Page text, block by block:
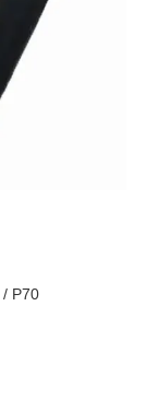
/ P70